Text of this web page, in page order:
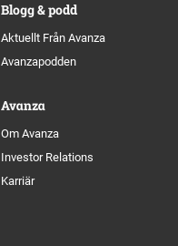
Blogg & podd
Aktuellt Från Avanza
Avanzapodden
Avanza
Om Avanza
Investor Relations
Karriär